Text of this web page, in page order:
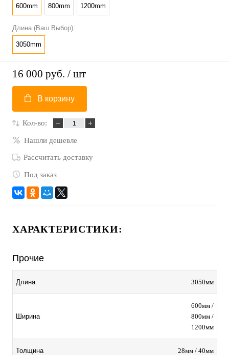
600mm 800mm 1200mm
Длина (Ваш Выбор):
3050mm
16 000 руб. / шт
В корзину
Кол-во:
Нашли дешевле
Рассчитать доставку
Под заказ
ХАРАКТЕРИСТИКИ:
Прочие
Длина 3050мм
Ширина
600мм /
800мм /
1200мм
Толщина 28мм / 40мм